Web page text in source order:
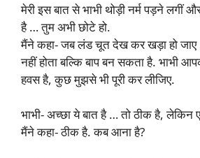
मेरी इस बात से भाभी थोड़ी नर्म पड़ने लगीं
है … तुम अभी छोटे हो.
मैंने कहा- जब लंड चूत देख कर खड़ा हो
नहीं होता बल्कि बाप बन सकता है. भाभी
हवस है, कुछ मुझसे भी पूरी कर लीजिए.
भाभी- अच्छा ये बात है … तो ठीक है, लेकिन
मैंने कहा- ठीक है. कब आना है?